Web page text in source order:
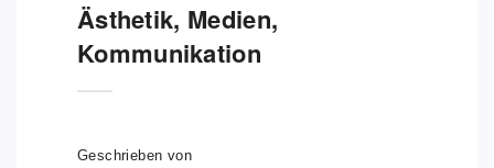
Ästhetik, Medien,
Kommunikation
Geschrieben von